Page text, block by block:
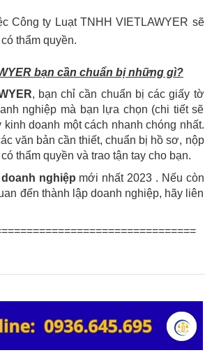
Công ty Luạt TNHH VIETLAWYER sẽ
thẩm quyền.
bạn cần chuẩn bị những gì?
, bạn chỉ cần chuẩn bị các giấy tờ
nghiệp mà bạn lựa chọn (chi tiết sẽ
doanh một cách nhanh chóng nhất.
văn bản cần thiết, chuẩn bị hồ sơ, nộp
thẩm quyền và trao tận tay cho bạn.
nghiệp mới nhất 2023 . Nếu còn
đến thành lập doanh nghiệp, hãy liên